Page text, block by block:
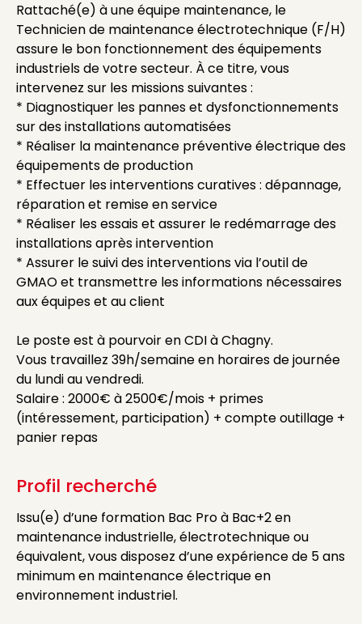
Rattaché(e) à une équipe maintenance, le
Technicien de maintenance électrotechnique (F/H)
assure le bon fonctionnement des équipements
industriels de votre secteur. À ce titre, vous
intervenez sur les missions suivantes :
* Diagnostiquer les pannes et dysfonctionnements
sur des installations automatisées
* Réaliser la maintenance préventive électrique des
équipements de production
* Effectuer les interventions curatives : dépannage,
réparation et remise en service
* Réaliser les essais et assurer le redémarrage des
installations après intervention
* Assurer le suivi des interventions via l’outil de
GMAO et transmettre les informations nécessaires
aux équipes et au client
Le poste est à pourvoir en CDI à Chagny.
Vous travaillez 39h/semaine en horaires de journée
du lundi au vendredi.
Salaire : 2000€ à 2500€/mois + primes
(intéressement, participation) + compte outillage +
panier repas
Profil recherché
Issu(e) d’une formation Bac Pro à Bac+2 en
maintenance industrielle, électrotechnique ou
équivalent, vous disposez d’une expérience de 5 ans
minimum en maintenance électrique en
environnement industriel.